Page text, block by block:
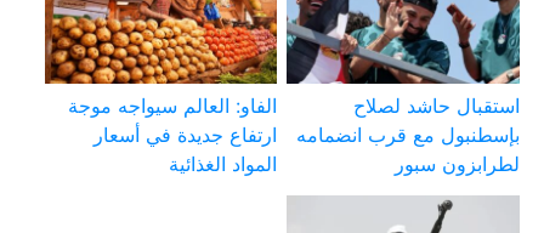
استقبال حاشد لصلاح
بإسطنبول مع قرب انضمامه
لطرابزون سبور
الفاو: العالم سيواجه موجة
ارتفاع جديدة في أسعار
المواد الغذائية